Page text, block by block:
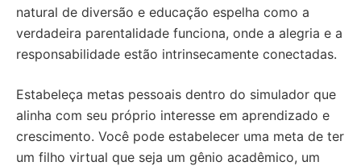
natural de diversão e educação espelha como a
verdadeira parentalidade funciona, onde a alegria e a
responsabilidade estão intrinsecamente conectadas.
Estabeleça metas pessoais dentro do simulador que
alinha com seu próprio interesse em aprendizado e
crescimento. Você pode estabelecer uma meta de ter
um filho virtual que seja um gênio acadêmico, um